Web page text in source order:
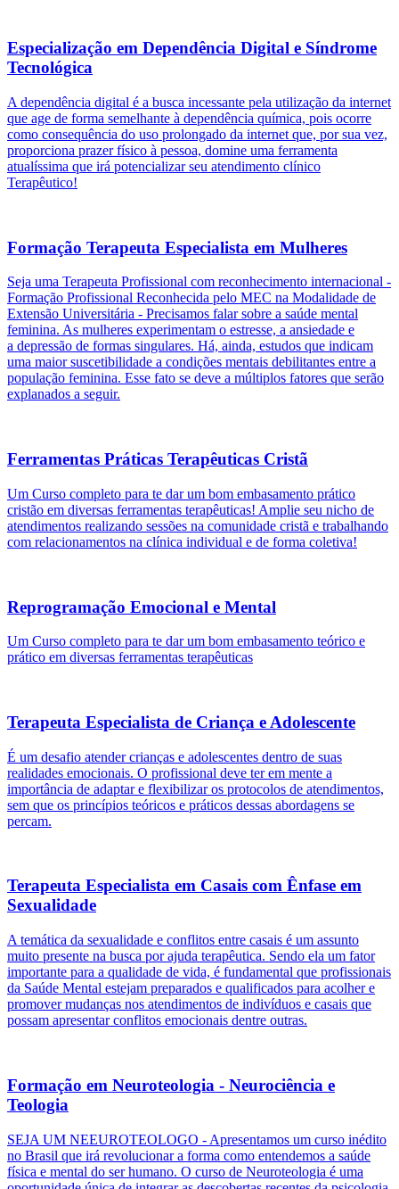
Especialização em Dependência Digital e Síndrome
Tecnológica
A dependência digital é a busca incessante pela utilização da internet
que age de forma semelhante à dependência química, pois ocorre
como consequência do uso prolongado da internet que, por sua vez,
proporciona prazer físico à pessoa, domine uma ferramenta
atualíssima que irá potencializar seu atendimento clínico
Terapêutico!
Formação Terapeuta Especialista em Mulheres
Seja uma Terapeuta Profissional com reconhecimento internacional -
Formação Profissional Reconhecida pelo MEC na Modalidade de
Extensão Universitária - Precisamos falar sobre a saúde mental
feminina. As mulheres experimentam o estresse, a ansiedade e
a depressão de formas singulares. Há, ainda, estudos que indicam
uma maior suscetibilidade a condições mentais debilitantes entre a
população feminina. Esse fato se deve a múltiplos fatores que serão
explanados a seguir.
Ferramentas Práticas Terapêuticas Cristã
Um Curso completo para te dar um bom embasamento prático
cristão em diversas ferramentas terapêuticas! Amplie seu nicho de
atendimentos realizando sessões na comunidade cristã e trabalhando
com relacionamentos na clínica individual e de forma coletiva!
Reprogramação Emocional e Mental
Um Curso completo para te dar um bom embasamento teórico e
prático em diversas ferramentas terapêuticas
Terapeuta Especialista de Criança e Adolescente
É um desafio atender crianças e adolescentes dentro de suas
realidades emocionais. O profissional deve ter em mente a
importância de adaptar e flexibilizar os protocolos de atendimentos,
sem que os princípios teóricos e práticos dessas abordagens se
percam.
Terapeuta Especialista em Casais com Ênfase em
Sexualidade
A temática da sexualidade e conflitos entre casais é um assunto
muito presente na busca por ajuda terapêutica. Sendo ela um fator
importante para a qualidade de vida, é fundamental que profissionais
da Saúde Mental estejam preparados e qualificados para acolher e
promover mudanças nos atendimentos de indivíduos e casais que
possam apresentar conflitos emocionais dentre outras.
Formação em Neuroteologia - Neurociência e
Teologia
SEJA UM NEEUROTEOLOGO - Apresentamos um curso inédito
no Brasil que irá revolucionar a forma como entendemos a saúde
física e mental do ser humano. O curso de Neuroteologia é uma